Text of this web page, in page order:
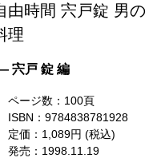
由時間 宍戸錠 男の
理
宍戸 錠 編
ページ数：100頁
ISBN：9784838781928
定価：1,089円 (税込)
発売：1998.11.19